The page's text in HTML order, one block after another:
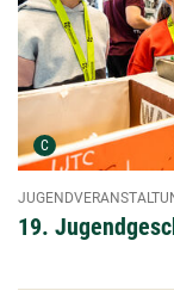
C Urheber der Grafik:
19.